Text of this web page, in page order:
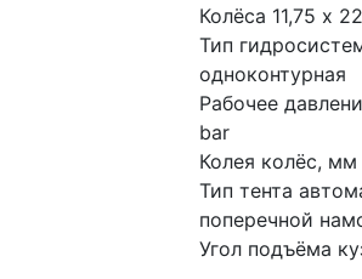
Колёса 11,75 x
Тип
одноконтурная
Рабочее
bar
Колея колёс,
Тип тента
поперечной
Угол подъёма